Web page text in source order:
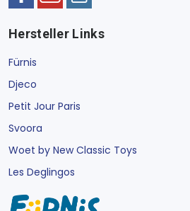
Hersteller Links
Fürnis
Djeco
Petit Jour Paris
Svoora
Woet by New Classic Toys
Les Deglingos